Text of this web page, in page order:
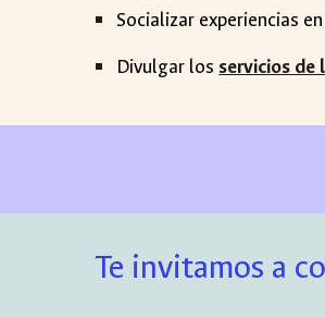
Socializar experiencias en
Divulgar los servicios de
Te invitamos a